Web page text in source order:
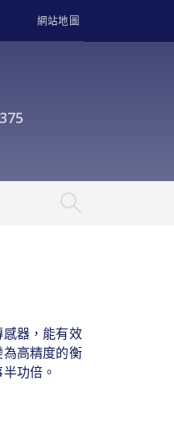
網站地圖
器，能有效
高精度的衡
功倍。